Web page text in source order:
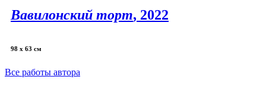
Вавилонский торт, 2022
98 х 63 см
Все работы автора